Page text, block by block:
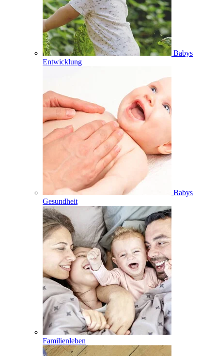
Babys
Entwicklung
Babys
Gesundheit
Familienleben